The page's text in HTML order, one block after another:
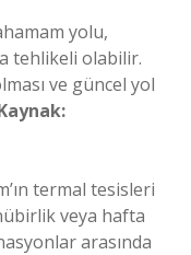
yolu,
tehlikeli olabilir.
ve güncel yol
termal tesisleri
veya hafta
arasında